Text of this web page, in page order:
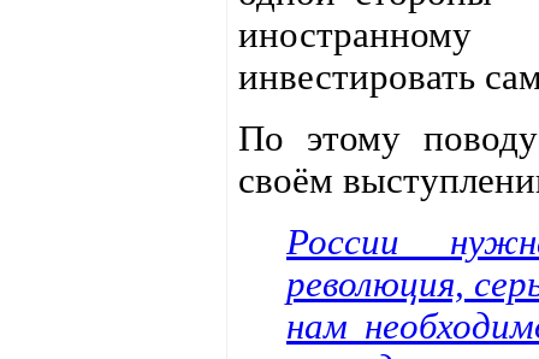
инвестировать
По этому
своём
России
революция,
нам